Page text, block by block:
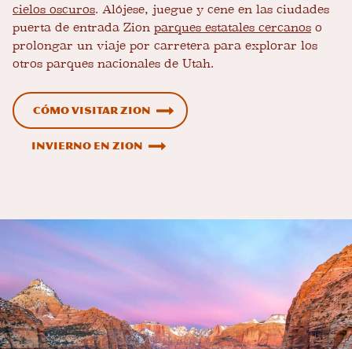
cielos oscuros. Alójese, juegue y cene en las ciudades
puerta de entrada Zion parques estatales cercanos o
prolongar un viaje por carretera para explorar los
otros parques nacionales de Utah.
Cómo visitar Zion
Invierno en Zion